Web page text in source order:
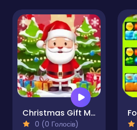
Christmas Gift Match
0 (0 Голосів)